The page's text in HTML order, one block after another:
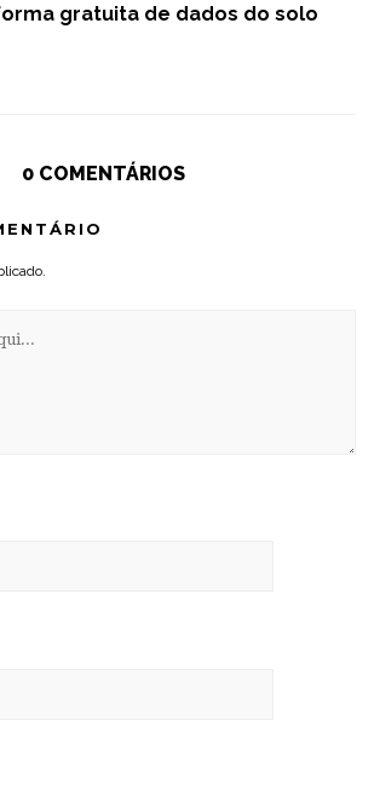
gratuita de dados do solo
0 COMENTÁRIOS